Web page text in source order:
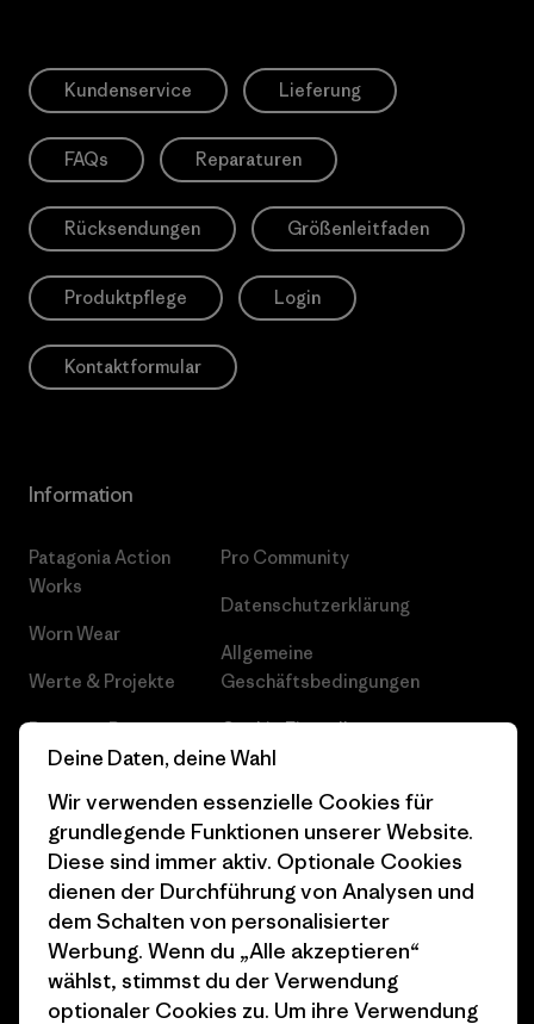
Kundenservice Lieferung
FAQs Reparaturen
Rücksendungen Größenleitfaden
Produktpflege Login
Kontaktformular
Information
Patagonia Action
Works
Worn Wear
Werte & Projekte
Progress Report
Business Unusual
Klimaziele
1% For The Planet
Wie wir finanzieren
Geschenkgutscheine
Stores in deiner Nähe
Pro Community
Datenschutzerklärung
Allgemeine
Geschäftsbedingungen
Cookie Einstellungen
Pressekontakt
Industry program
Affiliate-Programm
Patagonia Schweiz
Seitenverzeichnis
Deine Daten, deine Wahl
Wir verwenden essenzielle Cookies für
grundlegende Funktionen unserer Website.
Diese sind immer aktiv. Optionale Cookies
dienen der Durchführung von Analysen und
dem Schalten von personalisierter
Werbung. Wenn du „Alle akzeptieren“
wählst, stimmst du der Verwendung
optionaler Cookies zu. Um ihre Verwendung